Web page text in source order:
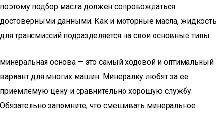
поэтому подбор масла должен сопровождаться
достоверными данными. Как и моторные масла, жидкость
для трансмиссий подразделяется на свои основные типы:
минеральная основа — это самый ходовой и оптимальный
вариант для многих машин. Минералку любят за ее
приемлемую цену и сравнительно хорошую службу.
Обязательно запомните, что смешивать минеральное